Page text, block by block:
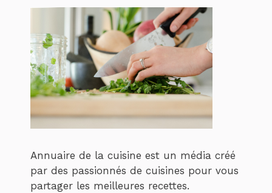
Annuaire de la cuisine est un média créé
par des passionnés de cuisines pour vous
partager les meilleures recettes.